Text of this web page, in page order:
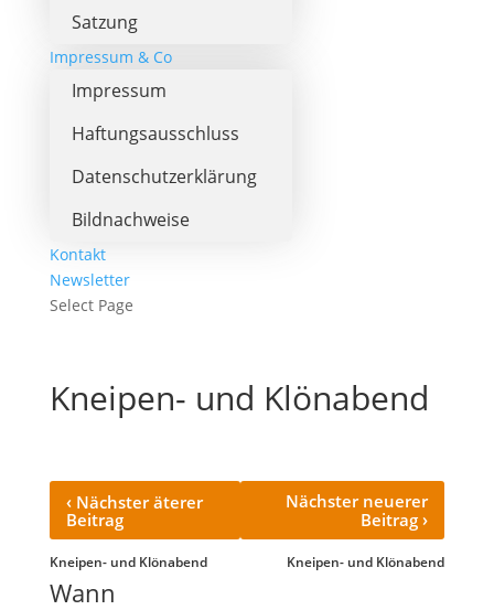
Satzung
Impressum & Co
Impressum
Haftungsausschluss
Datenschutzerklärung
Bildnachweise
Kontakt
Newsletter
Select Page
Kneipen- und Klönabend
‹Nächster äterer
Beitrag
Kneipen- und Klönabend
Nächster neuerer
Beitrag›
Kneipen- und Klönabend
Wann